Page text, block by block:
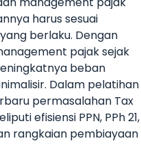
harus sesuai
berlaku. Dengan
pajak sejak
beban
Dalam pelatihan
permasalahan Tax
efisiensi PPN, PPh 21,
rangkaian pembiayaan